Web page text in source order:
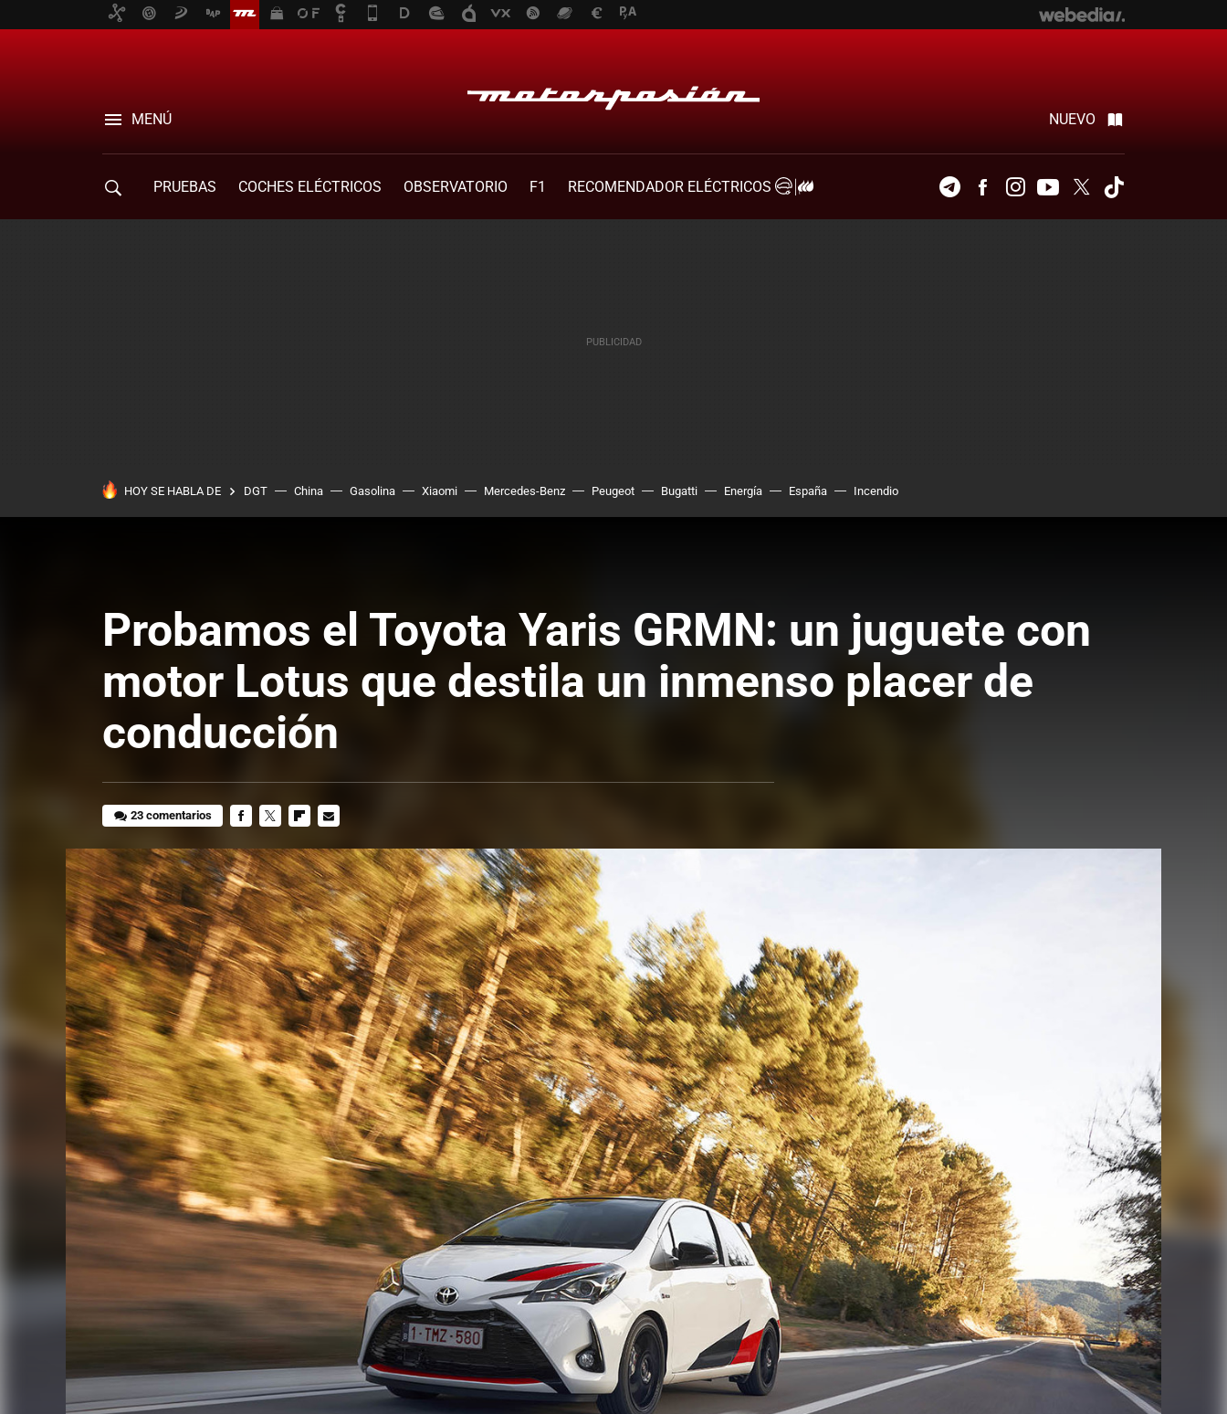
MENÚ NUEVO
PRUEBAS COCHES ELÉCTRICOS OBSERVATORIO F1
RECOMENDADOR ELÉCTRICOS
TelegramFacebookInstagramYoutubeTwitter
HOY SE HABLA DE DGT China Gasolina Xiaomi Mercedes-Benz Peugeot Bugatti Energía España Incendio
Probamos el Toyota Yaris GRMN: un juguete con
motor Lotus que destila un inmenso placer de
conducción
23 comentarios
MAIL